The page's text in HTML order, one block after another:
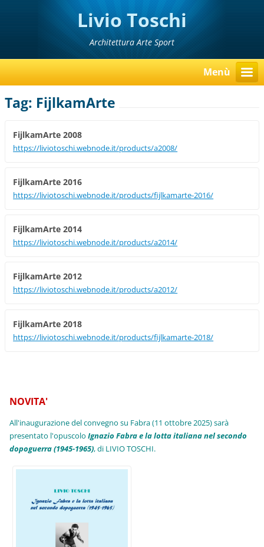
Livio Toschi
Architettura Arte Sport
Menù
Tag: FijlkamArte
FijlkamArte 2008
https://liviotoschi.webnode.it/products/a2008/
FijlkamArte 2016
https://liviotoschi.webnode.it/products/fijlkamarte-2016/
FijlkamArte 2014
https://liviotoschi.webnode.it/products/a2014/
FijlkamArte 2012
https://liviotoschi.webnode.it/products/a2012/
FijlkamArte 2018
https://liviotoschi.webnode.it/products/fijlkamarte-2018/
NOVITA'
All'inaugurazione del convegno su Fabra (11 ottobre 2025) sarà
presentato l'opuscoloIgnazio Fabra e la lotta italiana nel secondo
dopoguerra (1945-1965), di LIVIO TOSCHI.